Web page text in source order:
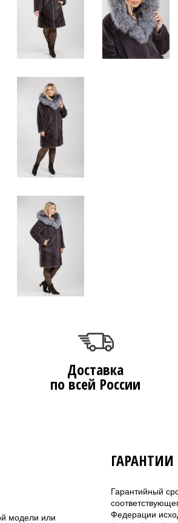
Доставка
по всей России
модели или
ГАРАНТИИ
Гарантийный
Федерации